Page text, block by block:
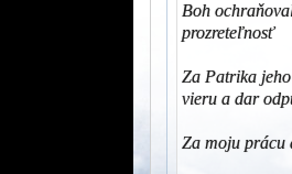
Boh
prozreteľnosť
Za Patrika
vieru a dar
Za moju prácu